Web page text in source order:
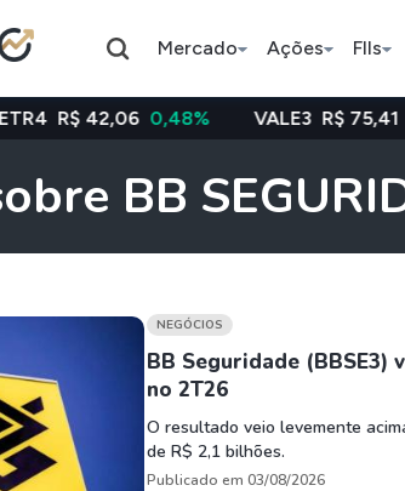
Mercado Ações FIIs
FIIs
XPML11
RECR11
BOVA11
IVVB11
0,48% VALE3 R$ 75,41 -1,87%
BB
NEGÓCIOS
BB Seguridade (BBSE3)
no 2T26
O resultado veio levemente
de R$ 2,1 bilhões.
Publicado em 03/08/2026